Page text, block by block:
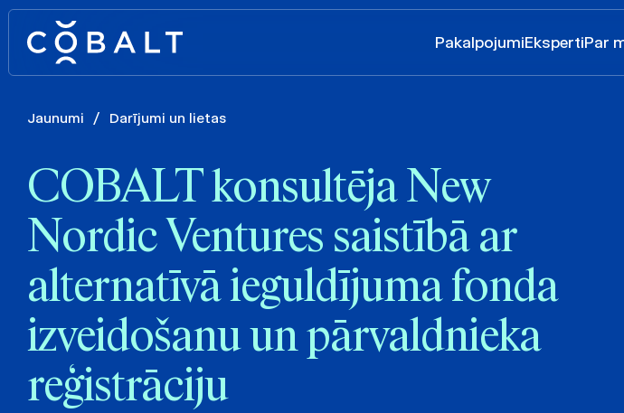
PakalpojumiEkspertiPar
Jaunumi / Darījumi un lietas
COBALT konsultēja New
Nordic Ventures saistībā ar
alternatīvā ieguldījuma fonda
izveidošanu un pārvaldnieka
reģistrāciju